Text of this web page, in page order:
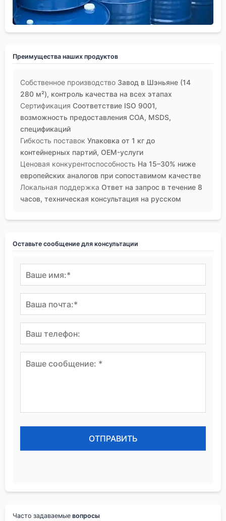
Преимущества наших продуктов
Собственное производство Завод в Шэньяне (14
280 м²), контроль качества на всех этапах
Сертификация Соответствие ISO 9001,
возможность предоставления COA, MSDS,
спецификаций
Гибкость поставок Упаковка от 1 кг до
контейнерных партий, OEM-услуги
Ценовая конкурентоспособность На 15–30% ниже
европейских аналогов при сопоставимом качестве
Локальная поддержка Ответ на запрос в течение 8
часов, техническая консультация на русском
Оставьте сообщение для консультации
Часто задаваемые вопросы